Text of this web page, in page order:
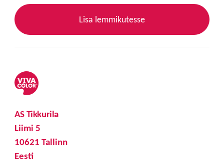
Lisa lemmikutesse
AS Tikkurila
Liimi 5
10621 Tallinn
Eesti